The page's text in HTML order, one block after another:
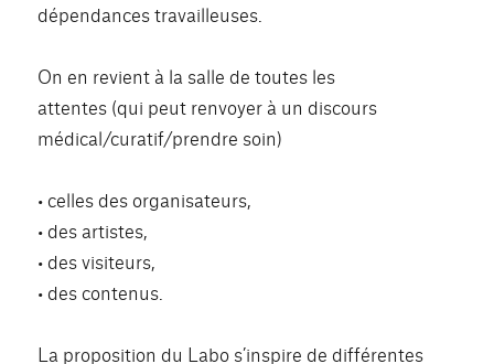
dépendances travailleuses.
On en revient à la salle de toutes les
attentes (qui peut renvoyer à un discours
médical/curatif/prendre soin)
• celles des organisateurs,
• des artistes,
• des visiteurs,
• des contenus.
La proposition du Labo s’inspire de différentes